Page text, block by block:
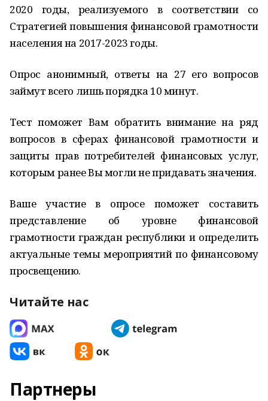
2020 годы, реализуемого в соответствии со
Стратегией повышения финансовой грамотности
населения на 2017-2023 годы.
Опрос анонимный, ответы на 27 его вопросов
займут всего лишь порядка 10 минут.
Тест поможет Вам обратить внимание на ряд
вопросов в сферах финансовой грамотности и
защиты прав потребителей финансовых услуг,
которым ранее Вы могли не придавать значения.
Ваше участие в опросе поможет составить
представление об уровне финансовой
грамотности граждан республики и определить
актуальные темы мероприятий по финансовому
просвещению.
Читайте нас
Партнеры